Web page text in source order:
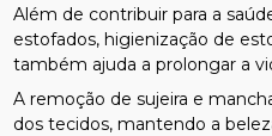
Além de contribuir para a
estofados, higienização de
também ajuda a prolongar a
A remoção de sujeira e
dos tecidos, mantendo a